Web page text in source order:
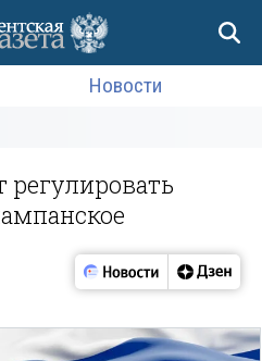
Новости
регулировать